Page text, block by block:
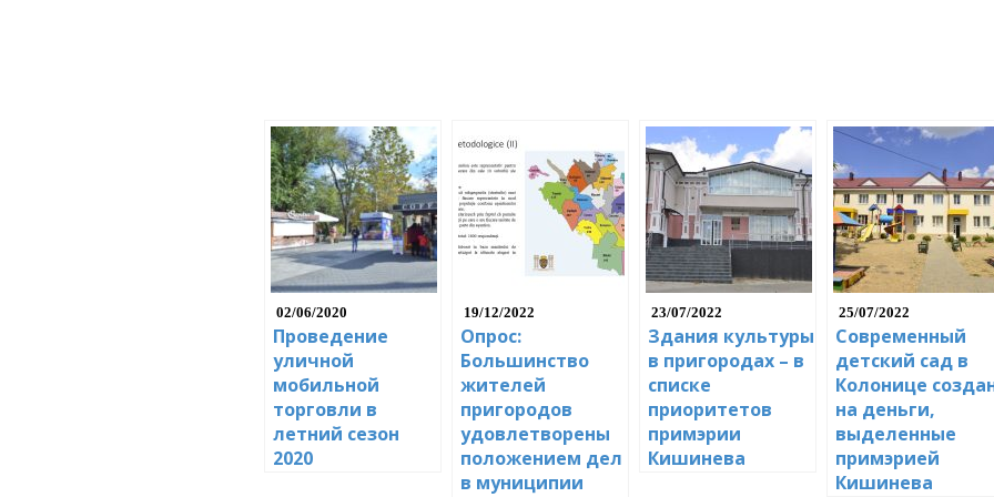
02/06/2020
Проведение
уличной
мобильной
торговли в
летний сезон
2020
19/12/2022
Опрос:
Большинство
жителей
пригородов
удовлетворены
положением дел
в муниципии
23/07/2022
Здания культуры
в пригородах – в
списке
приоритетов
примэрии
Кишинева
25/07/2022
Современный
детский сад в
Колонице
на деньги,
выделенные
примэрией
Кишинева